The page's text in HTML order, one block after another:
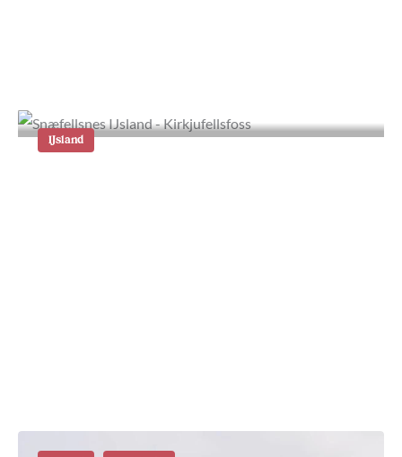
IJsland